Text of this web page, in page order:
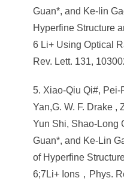
Guan*, and Ke-lin
Hyperfine Structure
6 Li+ Using Optical
Rev. Lett. 131,
5. Xiao-Qiu Qi#,
Yan,G. W. F. Drake ,
Yun Shi, Shao-Long
Guan*, and Ke-Lin
of Hyperfine
6;7Li+ Ions，Phys.